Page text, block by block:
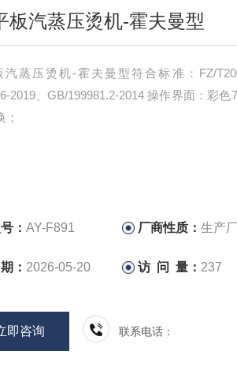
板汽蒸压烫机-霍夫曼型
蒸压烫机-霍夫曼型符合标准：FZ/
2019、GB/199981.2-2014 操作界面：彩色
；
： AY-F891 厂商性质：生产
： 2026-05-20 访 问 量： 237
即咨询 联系电话：